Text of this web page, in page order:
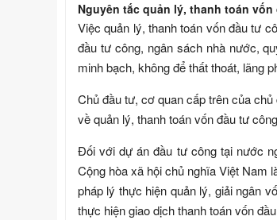
Nguyên tắc quản lý, thanh toán
Việc quản lý, thanh toán vốn đầu tư
đầu tư công, ngân sách nhà nước,
minh bạch, không để thất thoát, lãng
Chủ đầu tư, cơ quan cấp trên của
về quản lý, thanh toán vốn đầu tư
Đối với dự án đầu tư công tại nước
Cộng hòa xã hội chủ nghĩa Việt Nam
pháp lý thực hiện quản lý, giải ngân
thực hiện giao dịch thanh toán vốn